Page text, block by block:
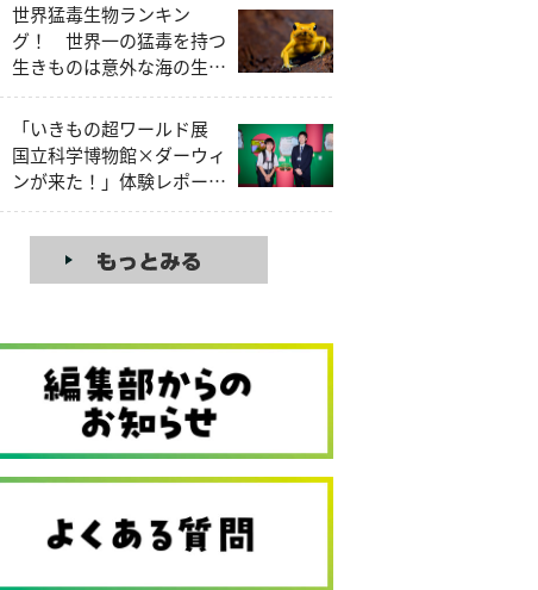
世界猛毒生物ランキン
グ！ 世界一の猛毒を持つ
生きものは意外な海の生き
もの!?
「いきもの超ワールド展
国立科学博物館×ダーウィ
ンが来た！」体験レポー
ト！見どころを昆虫大好き
中学生研究員が解説